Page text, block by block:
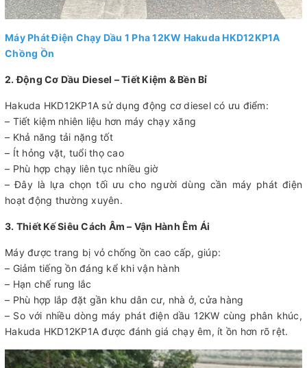
Máy Phát Điện Chạy Dầu 1 Pha 12KW Hakuda HKD12KP1A
Chồng Ồn
2. Động Cơ Dầu Diesel – Tiết Kiệm & Bền Bỉ
Hakuda HKD12KP1A sử dụng động cơ diesel có ưu điểm:
– Tiết kiệm nhiên liệu hơn máy chạy xăng
– Khả năng tải nặng tốt
– Ít hỏng vặt, tuổi thọ cao
– Phù hợp chạy liên tục nhiều giờ
– Đây là lựa chọn tối ưu cho người dùng cần máy phát điện
hoạt động thường xuyên.
3. Thiết Kế Siêu Cách Âm – Vận Hành Êm Ái
Máy được trang bị vỏ chống ồn cao cấp, giúp:
– Giảm tiếng ồn đáng kể khi vận hành
– Hạn chế rung lắc
– Phù hợp lắp đặt gần khu dân cư, nhà ở, cửa hàng
– So với nhiều dòng máy phát điện dầu 12KW cùng phân khúc,
Hakuda HKD12KP1A được đánh giá chạy êm, ít ồn hơn rõ rệt.